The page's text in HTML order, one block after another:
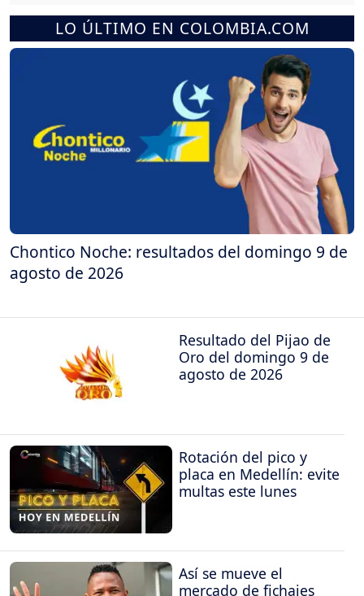
LO ÚLTIMO EN COLOMBIA.COM
Chontico Noche: resultados del domingo 9 de
agosto de 2026
Resultado del Pijao de
Oro del domingo 9 de
agosto de 2026
Rotación del pico y
placa en Medellín: evite
multas este lunes
Así se mueve el
mercado de fichajes